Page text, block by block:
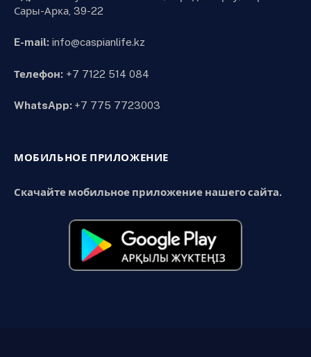
Сары-Арка, 39-22
E-mail: info@caspianlife.kz
Телефон: +7 7122 514 084
WhatsApp: +7 775 7723003
МОБИЛЬНОЕ ПРИЛОЖЕНИЕ
Скачайте мобильное приложение нашего сайта.